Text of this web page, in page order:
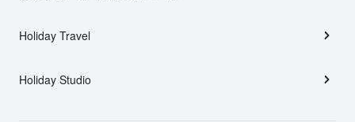
Holiday Travel
Holiday Studio